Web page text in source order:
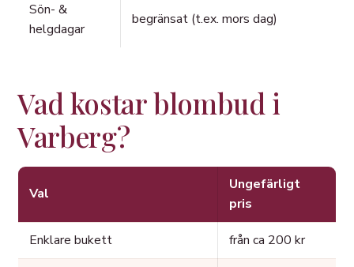
Sön- &
helgdagar
begränsat (t.ex. mors dag)
Vad kostar blombud i
Varberg?
Val
Ungefärligt
pris
Enklare bukett från ca 200 kr